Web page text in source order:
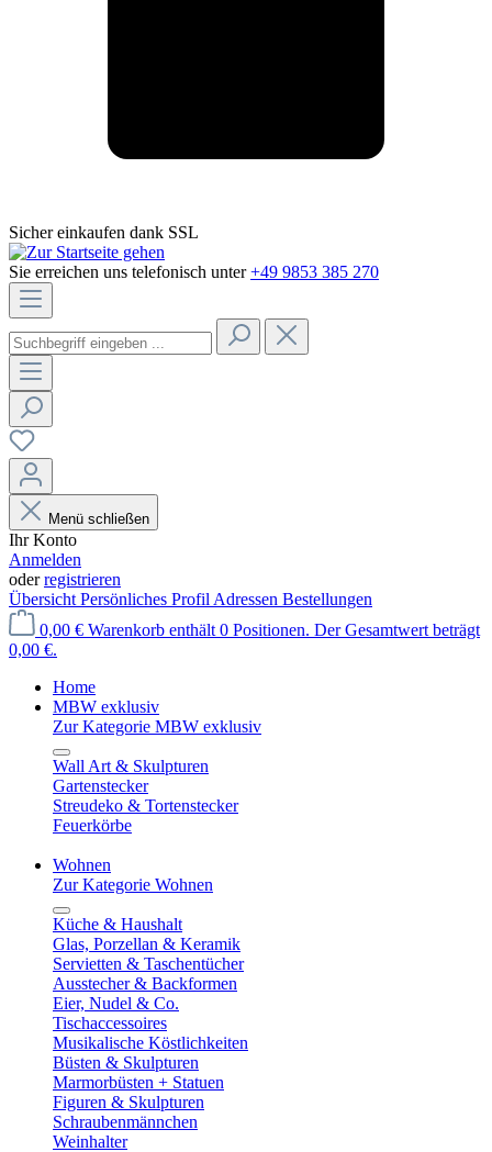
Sicher einkaufen dank SSL
Sie erreichen uns telefonisch unter +49 9853 385 270
Menü schließen
Ihr Konto
Anmelden
oderregistrieren
Übersicht Persönliches Profil Adressen Bestellungen
0,00 € Warenkorb enthält 0 Positionen. Der Gesamtwert beträgt
0,00 €.
Home
MBW exklusiv
Zur Kategorie MBW exklusiv
Wall Art & Skulpturen
Gartenstecker
Streudeko & Tortenstecker
Feuerkörbe
Wohnen
Zur Kategorie Wohnen
Küche & Haushalt
Glas, Porzellan & Keramik
Servietten & Taschentücher
Ausstecher & Backformen
Eier, Nudel & Co.
Tischaccessoires
Musikalische Köstlichkeiten
Büsten & Skulpturen
Marmorbüsten + Statuen
Figuren & Skulpturen
Schraubenmännchen
Weinhalter